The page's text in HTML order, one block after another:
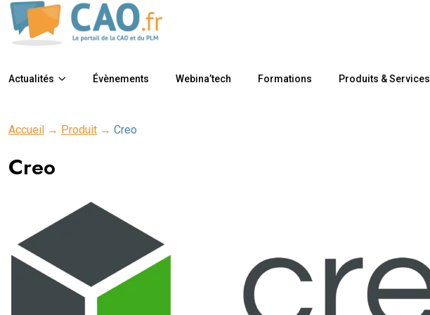
Actualités Évènements Webina’tech Formations Produits & Services
Accueil → Produit → Creo
Creo